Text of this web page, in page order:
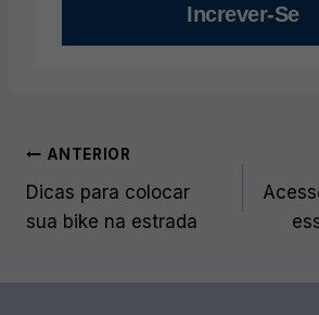
Increver-Se
Navegação
de
Post
ANTERIOR
Dicas para colocar
sua bike na estrada